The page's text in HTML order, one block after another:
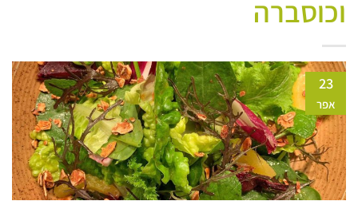
וכוסברה
23
אפר